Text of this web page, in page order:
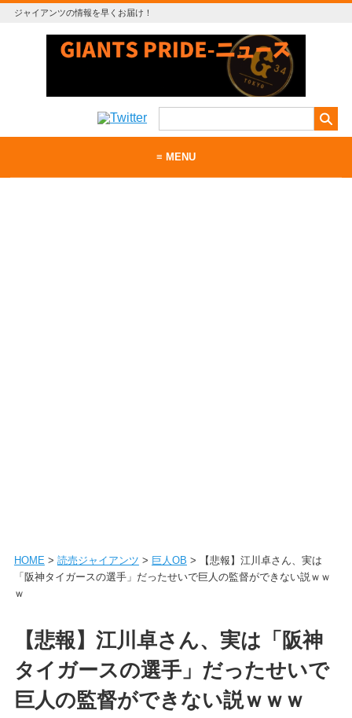
ジャイアンツの情報を早くお届け！
≡ MENU
HOME> 読売ジャイアンツ > 巨人OB > 【悲報】江川卓さん、実は
「阪神タイガースの選手」だったせいで巨人の監督ができない説ｗｗ
ｗ
【悲報】江川卓さん、実は「阪神
タイガースの選手」だったせいで
巨人の監督ができない説ｗｗｗ